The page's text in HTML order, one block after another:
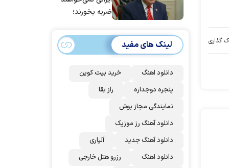
گذاری
ضربه بخورند؛
توافق برسند
لینک های مفید
دانلود اهنگ
خرید بیت کوین
پنجره دوجداره
راز بقا
نمایندگی مجاز بوش
دانلود آهنگ رز‌ موزیک
دانلود آهنگ جدید
آلپاری
دانلود اهنگ
رزرو هتل خارجی